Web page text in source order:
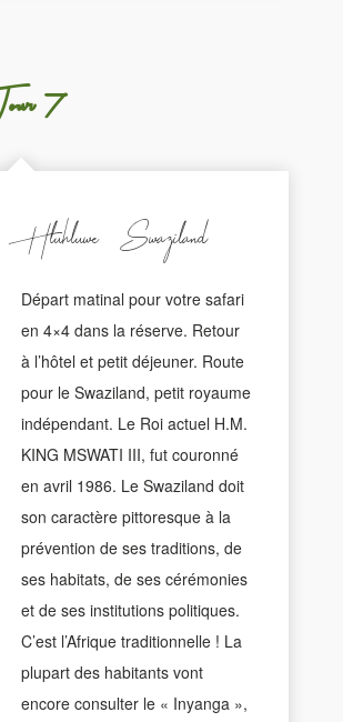
7
Hluhluwe - Swaziland
Départ matinal pour votre safari
en 4×4 dans la réserve. Retour
à l’hôtel et petit déjeuner. Route
pour le Swaziland, petit royaume
indépendant. Le Roi actuel H.M.
KING MSWATI III, fut couronné
en avril 1986. Le Swaziland doit
son caractère pittoresque à la
prévention de ses traditions, de
ses habitats, de ses cérémonies
et de ses institutions politiques.
C’est l’Afrique traditionnelle ! La
plupart des habitants vont
encore consulter le « Inyanga »,